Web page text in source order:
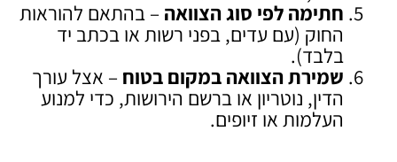
חתימה לפי סוג הצוואה – בהתאם להוראות
החוק (עם עדים, בפני רשות או בכתב יד
בלבד).
שמירת הצוואה במקום בטוח – אצל עורך
הדין, נוטריון או ברשם הירושות, כדי למנוע
העלמות או זיופים.